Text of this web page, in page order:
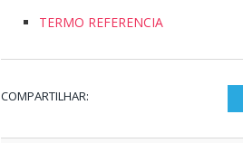
TERMO REFERENCIA
COMPARTILHAR: